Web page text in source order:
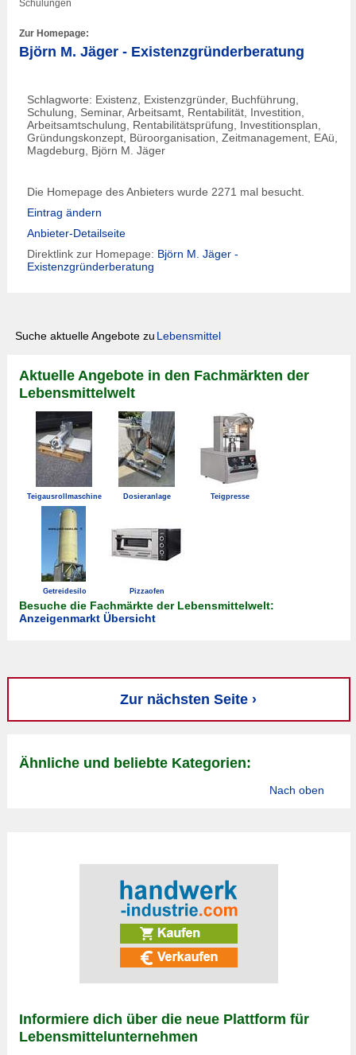
Schulungen
Zur Homepage:
Björn M. Jäger - Existenzgründerberatung
Schlagworte: Existenz, Existenzgründer, Buchführung,
Schulung, Seminar, Arbeitsamt, Rentabilität, Investition,
Arbeitsamtschulung, Rentabilitätsprüfung, Investitionsplan,
Gründungskonzept, Büroorganisation, Zeitmanagement, EAü,
Magdeburg, Björn M. Jäger
Die Homepage des Anbieters wurde 2271 mal besucht.
Eintrag ändern
Anbieter-Detailseite
Direktlink zur Homepage: Björn M. Jäger -
Existenzgründerberatung
Suche aktuelle Angebote zuLebensmittel
Aktuelle Angebote in den Fachmärkten der
Lebensmittelwelt
Teigausrollmaschine Dosieranlage Teigpresse
Getreidesilo Pizzaofen
Besuche die Fachmärkte der Lebensmittelwelt:
Anzeigenmarkt Übersicht
Zur nächsten Seite ›
Ähnliche und beliebte Kategorien:
Nach oben
Informiere dich über die neue Plattform für
Lebensmittelunternehmen